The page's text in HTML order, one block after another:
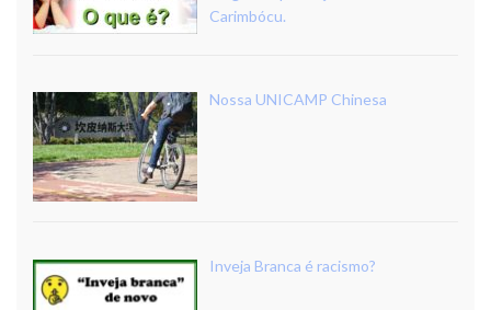
Carimbócu.
Nossa UNICAMP Chinesa
Inveja Branca é racismo?